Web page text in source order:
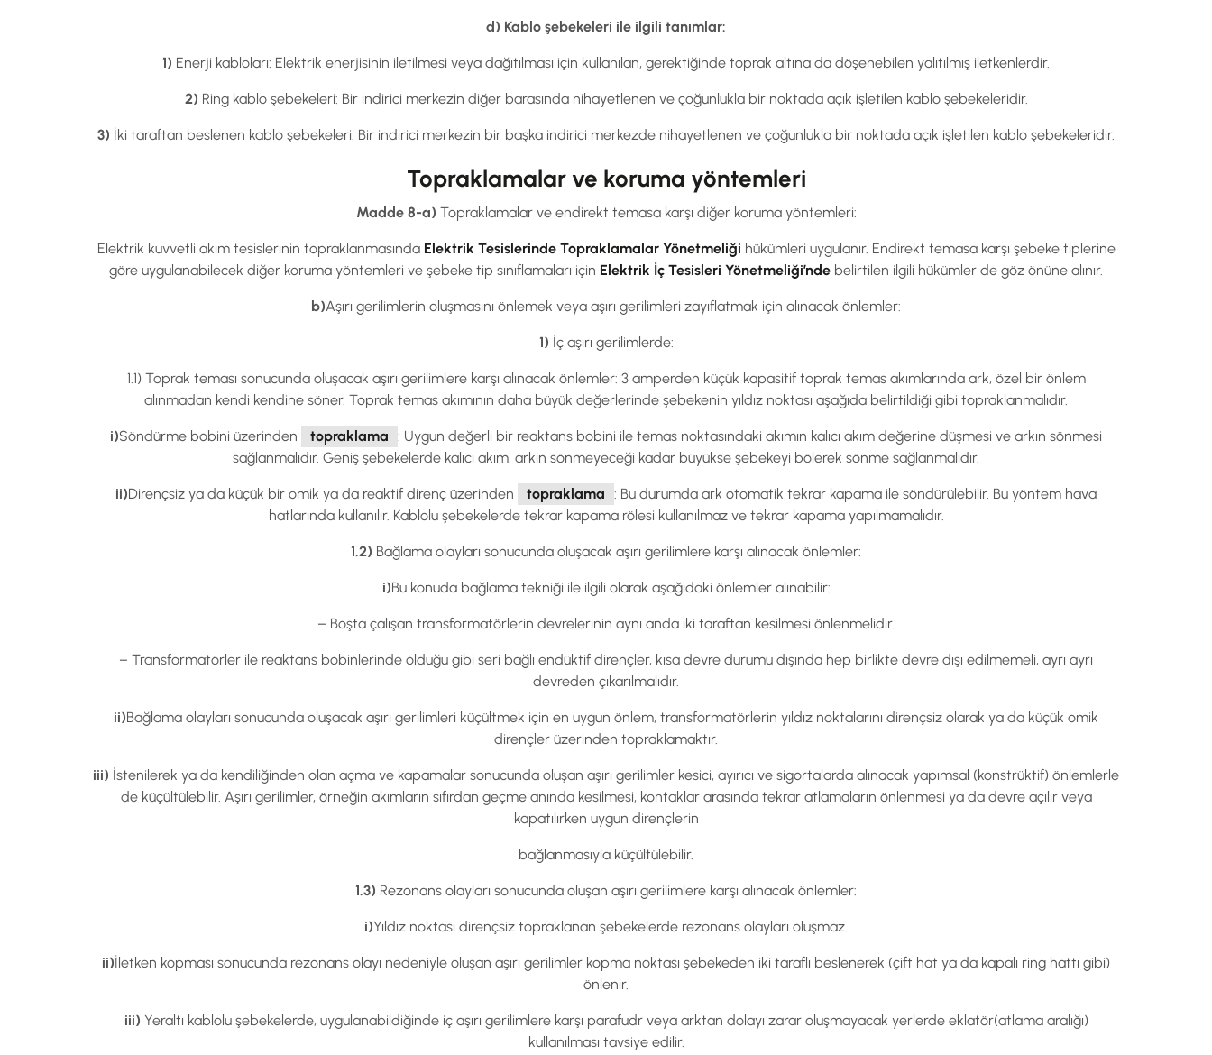
d) Kablo şebekeleri ile ilgili tanımlar:
1) Enerji kabloları: Elektrik enerjisinin iletilmesi veya dağıtılması için kullanılan, gerektiğinde toprak altına da döşenebilen yalıtılmış iletkenlerdir.
2) Ring kablo şebekeleri: Bir indirici merkezin diğer barasında nihayetlenen ve çoğunlukla bir noktada açık işletilen kablo şebekeleridir.
3) İki taraftan beslenen kablo şebekeleri: Bir indirici merkezin bir başka indirici merkezde nihayetlenen ve çoğunlukla bir noktada açık işletilen kablo şebekeleridir.
Topraklamalar ve koruma yöntemleri
Madde 8-a) Topraklamalar ve endirekt temasa karşı diğer koruma yöntemleri:
Elektrik kuvvetli akım tesislerinin topraklanmasında Elektrik Tesislerinde Topraklamalar Yönetmeliği hükümleri uygulanır. Endirekt temasa karşı şebeke tiplerine
göre uygulanabilecek diğer koruma yöntemleri ve şebeke tip sınıflamaları için Elektrik İç Tesisleri Yönetmeliği’nde belirtilen ilgili hükümler de göz önüne alınır.
b)Aşırı gerilimlerin oluşmasını önlemek veya aşırı gerilimleri zayıflatmak için alınacak önlemler:
1) İç aşırı gerilimlerde:
1.1) Toprak teması sonucunda oluşacak aşırı gerilimlere karşı alınacak önlemler: 3 amperden küçük kapasitif toprak temas akımlarında ark, özel bir önlem
alınmadan kendi kendine söner. Toprak temas akımının daha büyük değerlerinde şebekenin yıldız noktası aşağıda belirtildiği gibi topraklanmalıdır.
i)Söndürme bobini üzerinden topraklama : Uygun değerli bir reaktans bobini ile temas noktasındaki akımın kalıcı akım değerine düşmesi ve arkın sönmesi
sağlanmalıdır. Geniş şebekelerde kalıcı akım, arkın sönmeyeceği kadar büyükse şebekeyi bölerek sönme sağlanmalıdır.
ii)Dirençsiz ya da küçük bir omik ya da reaktif direnç üzerinden topraklama : Bu durumda ark otomatik tekrar kapama ile söndürülebilir. Bu yöntem hava
hatlarında kullanılır. Kablolu şebekelerde tekrar kapama rölesi kullanılmaz ve tekrar kapama yapılmamalıdır.
1.2) Bağlama olayları sonucunda oluşacak aşırı gerilimlere karşı alınacak önlemler:
i)Bu konuda bağlama tekniği ile ilgili olarak aşağıdaki önlemler alınabilir:
– Boşta çalışan transformatörlerin devrelerinin aynı anda iki taraftan kesilmesi önlenmelidir.
– Transformatörler ile reaktans bobinlerinde olduğu gibi seri bağlı endüktif dirençler, kısa devre durumu dışında hep birlikte devre dışı edilmemeli, ayrı ayrı
devreden çıkarılmalıdır.
ii)Bağlama olayları sonucunda oluşacak aşırı gerilimleri küçültmek için en uygun önlem, transformatörlerin yıldız noktalarını dirençsiz olarak ya da küçük omik
dirençler üzerinden topraklamaktır.
iii) İstenilerek ya da kendiliğinden olan açma ve kapamalar sonucunda oluşan aşırı gerilimler kesici, ayırıcı ve sigortalarda alınacak yapımsal (konstrüktif) önlemlerle
de küçültülebilir. Aşırı gerilimler, örneğin akımların sıfırdan geçme anında kesilmesi, kontaklar arasında tekrar atlamaların önlenmesi ya da devre açılır veya
kapatılırken uygun dirençlerin
bağlanmasıyla küçültülebilir.
1.3) Rezonans olayları sonucunda oluşan aşırı gerilimlere karşı alınacak önlemler:
i)Yıldız noktası dirençsiz topraklanan şebekelerde rezonans olayları oluşmaz.
ii)İletken kopması sonucunda rezonans olayı nedeniyle oluşan aşırı gerilimler kopma noktası şebekeden iki taraflı beslenerek (çift hat ya da kapalı ring hattı gibi)
önlenir.
iii) Yeraltı kablolu şebekelerde, uygulanabildiğinde iç aşırı gerilimlere karşı parafudr veya arktan dolayı zarar oluşmayacak yerlerde eklatör(atlama aralığı)
kullanılması tavsiye edilir.